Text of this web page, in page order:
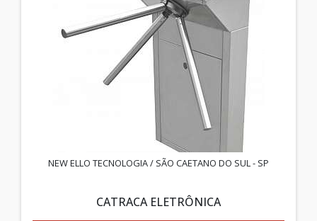
NEW ELLO TECNOLOGIA / SÃO CAETANO DO SUL - SP
CATRACA ELETRÔNICA